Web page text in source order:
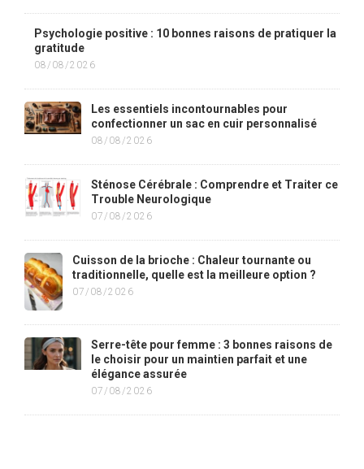
Psychologie positive : 10 bonnes raisons de pratiquer la
gratitude
08/08/2026
Les essentiels incontournables pour
confectionner un sac en cuir personnalisé
08/08/2026
Sténose Cérébrale : Comprendre et Traiter ce
Trouble Neurologique
07/08/2026
Cuisson de la brioche : Chaleur tournante ou
traditionnelle, quelle est la meilleure option ?
07/08/2026
Serre-tête pour femme : 3 bonnes raisons de
le choisir pour un maintien parfait et une
élégance assurée
07/08/2026